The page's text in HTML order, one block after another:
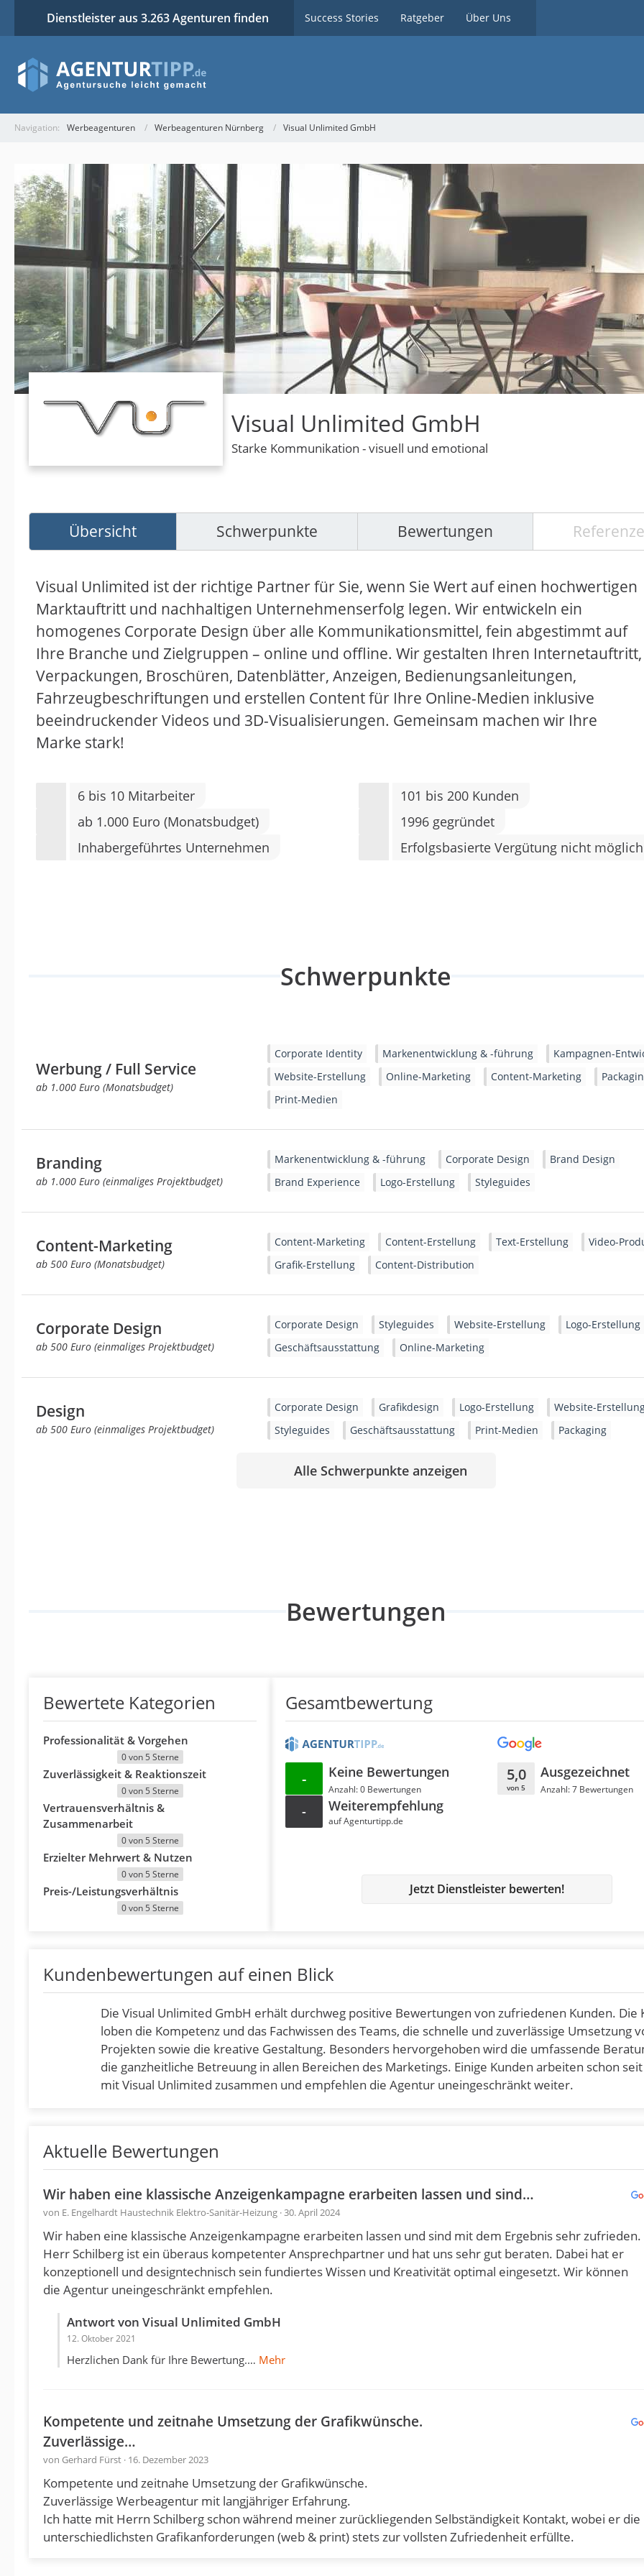
Dienstleister aus 3.263 Agenturen finden Success Stories Ratgeber Über Uns
Navigation: Werbeagenturen Werbeagenturen Nürnberg Visual Unlimited GmbH
Visual Unlimited GmbH
Starke Kommunikation - visuell und emotional
Übersicht Schwerpunkte Bewertungen
Visual Unlimited ist der richtige Partner für Sie, wenn Sie Wert auf einen hochwertigen
Marktauftritt und nachhaltigen Unternehmenserfolg legen. Wir entwickeln ein
homogenes Corporate Design über alle Kommunikationsmittel, fein abgestimmt auf
Ihre Branche und Zielgruppen – online und offline. Wir gestalten Ihren Internetauftritt,
Verpackungen, Broschüren, Datenblätter, Anzeigen, Bedienungsanleitungen,
Fahrzeugbeschriftungen und erstellen Content für Ihre Online-Medien inklusive
beeindruckender Videos und 3D-Visualisierungen. Gemeinsam machen wir Ihre
Marke stark!
6 bis 10 Mitarbeiter
101 bis 200 Kunden
ab 1.000 Euro (Monatsbudget)
1996 gegründet
Inhabergeführtes Unternehmen
Erfolgsbasierte Vergütung nicht möglich
Schwerpunkte
Werbung / Full Service
ab 1.000 Euro (Monatsbudget)
Corporate Identity Markenentwicklung & -führung
Kampagnen-
Website-Erstellung
Online-Marketing Content-Marketing
Print-Medien
Branding
ab 1.000 Euro (einmaliges Projektbudget)
Markenentwicklung & -führung Corporate Design
Brand Design
Brand Experience
Logo-Erstellung Styleguides
Content-Marketing
ab 500 Euro (Monatsbudget)
Content-Marketing Content-Erstellung Text-Erstellung
Video-
Grafik-Erstellung
Content-Distribution
Corporate Design
ab 500 Euro (einmaliges Projektbudget)
Corporate Design Styleguides Website-Erstellung
Logo-Erstellung
Geschäftsausstattung
Online-Marketing
Design
ab 500 Euro (einmaliges Projektbudget)
Corporate Design Grafikdesign Logo-Erstellung
Website-
Styleguides
Geschäftsausstattung Print-Medien Packaging
Alle Schwerpunkte anzeigen
Bewertungen
Bewertete Kategorien
Professionalität & Vorgehen
0 von 5 Sterne
Zuverlässigkeit & Reaktionszeit
0 von 5 Sterne
Vertrauensverhältnis &
Zusammenarbeit
0 von 5 Sterne
Erzielter Mehrwert & Nutzen
0 von 5 Sterne
Preis-/Leistungsverhältnis
0 von 5 Sterne
Gesamtbewertung
- Keine Bewertungen
Anzahl: 0 Bewertungen
- Weiterempfehlung
auf Agenturtipp.de
5,0
von 5
Ausgezeichnet
Anzahl: 7 Bewertungen
Jetzt Dienstleister bewerten!
Kundenbewertungen auf einen Blick
Die Visual Unlimited GmbH erhält durchweg positive Bewertungen von zufriedenen Kunden. Die
loben die Kompetenz und das Fachwissen des Teams, die schnelle und zuverlässige Umsetzung
Projekten sowie die kreative Gestaltung. Besonders hervorgehoben wird die umfassende
die ganzheitliche Betreuung in allen Bereichen des Marketings. Einige Kunden arbeiten schon
mit Visual Unlimited zusammen und empfehlen die Agentur uneingeschränkt weiter.
Aktuelle Bewertungen
Wir haben eine klassische Anzeigenkampagne erarbeiten lassen und sind…
von E. Engelhardt Haustechnik Elektro-Sanitär-Heizung · 30. April 2024
Wir haben eine klassische Anzeigenkampagne erarbeiten lassen und sind mit dem Ergebnis sehr zufrieden.
Herr Schilberg ist ein überaus kompetenter Ansprechpartner und hat uns sehr gut beraten. Dabei hat er
konzeptionell und designtechnisch sein fundiertes Wissen und Kreativität optimal eingesetzt. Wir können
die Agentur uneingeschränkt empfehlen.
Antwort von Visual Unlimited GmbH
12. Oktober 2021
Herzlichen Dank für Ihre Bewertung.… Mehr
Kompetente und zeitnahe Umsetzung der Grafikwünsche.
Zuverlässige…
von Gerhard Fürst · 16. Dezember 2023
Kompetente und zeitnahe Umsetzung der Grafikwünsche.
Zuverlässige Werbeagentur mit langjähriger Erfahrung.
Ich hatte mit Herrn Schilberg schon während meiner zurückliegenden Selbständigkeit Kontakt, wobei er die
unterschiedlichsten Grafikanforderungen (web & print) stets zur vollsten Zufriedenheit erfüllte.